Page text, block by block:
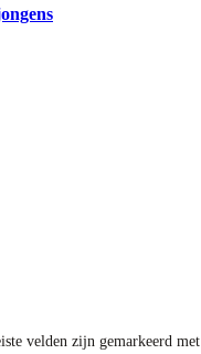
velden zijn gemarkeerd met